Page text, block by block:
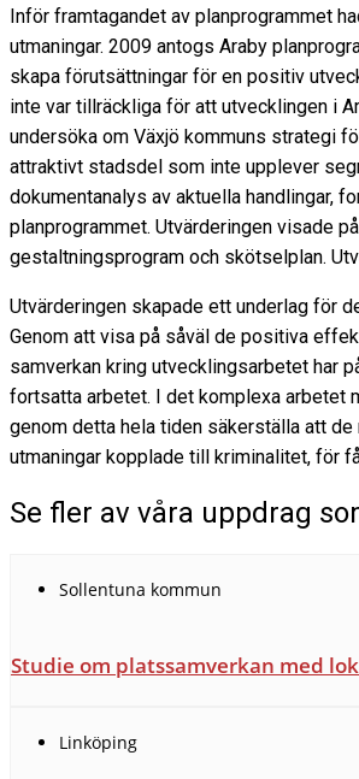
Inför framtagandet av planprogrammet
utmaningar. 2009 antogs Araby
skapa förutsättningar för en positiv
inte var tillräckliga för att utvecklingen i
undersöka om Växjö kommuns strategi
attraktivt stadsdel som inte upplever
dokumentanalys av aktuella handlingar,
planprogrammet. Utvärderingen visade
gestaltningsprogram och skötselplan.
Utvärderingen skapade ett underlag för
Genom att visa på såväl de positiva
samverkan kring utvecklingsarbetet har
fortsatta arbetet. I det komplexa arbetet
genom detta hela tiden säkerställa att
utmaningar kopplade till kriminalitet, för
Se fler av våra uppdrag
Sollentuna kommun
Studie om platssamverkan med
Linköping